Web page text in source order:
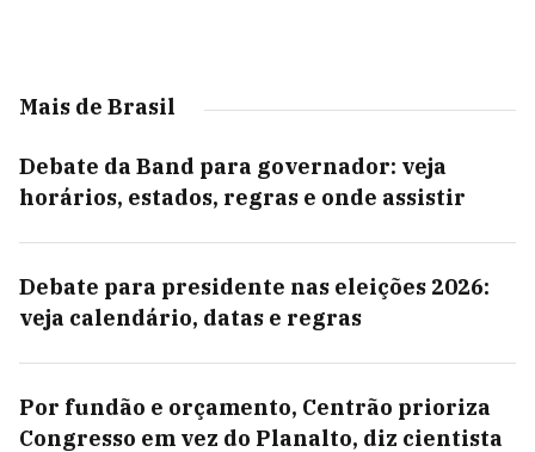
Mais de Brasil
Debate da Band para governador: veja
horários, estados, regras e onde assistir
Debate para presidente nas eleições 2026:
veja calendário, datas e regras
Por fundão e orçamento, Centrão prioriza
Congresso em vez do Planalto, diz cientista